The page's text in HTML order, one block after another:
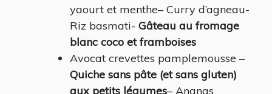
yaourt et menthe– Curry d’agneau-
Riz basmati- Gâteau au fromage
blanc coco et framboises
Avocat crevettes pamplemousse –
Quiche sans pâte (et sans gluten)
aux petits légumes– Ananas